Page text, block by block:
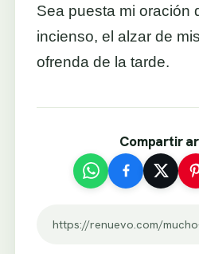
Sea puesta mi oración
incienso, el alzar de
ofrenda de la tarde.
Compartir
https://renuevo.com/